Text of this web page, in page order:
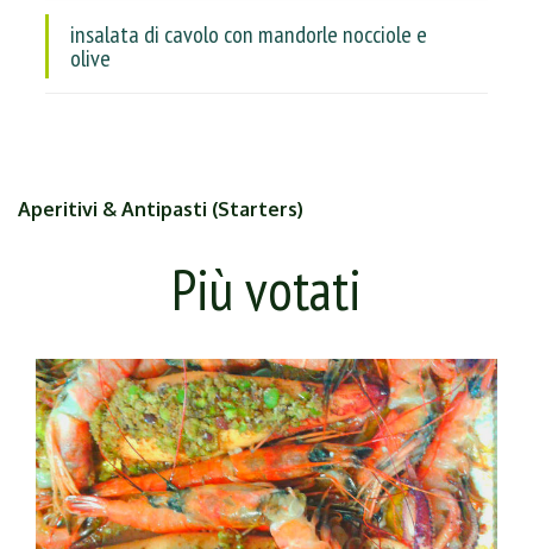
insalata di cavolo con mandorle nocciole e
olive
Aperitivi & Antipasti (Starters)
Più votati